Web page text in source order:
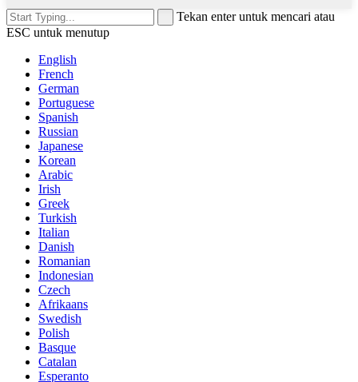
Tekan enter untuk mencari atau
ESC untuk menutup
English
French
German
Portuguese
Spanish
Russian
Japanese
Korean
Arabic
Irish
Greek
Turkish
Italian
Danish
Romanian
Indonesian
Czech
Afrikaans
Swedish
Polish
Basque
Catalan
Esperanto